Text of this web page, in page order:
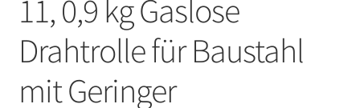
11, 0,9 kg Gaslose
Drahtrolle für Baustahl
mit Geringer